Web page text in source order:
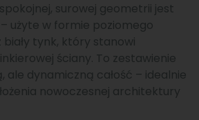
surowej geometrii jest
użyte w formie poziomego
tynk, który stanowi
ściany. To zestawienie
ale dynamiczną całość – idealnie
nowoczesnej architektury